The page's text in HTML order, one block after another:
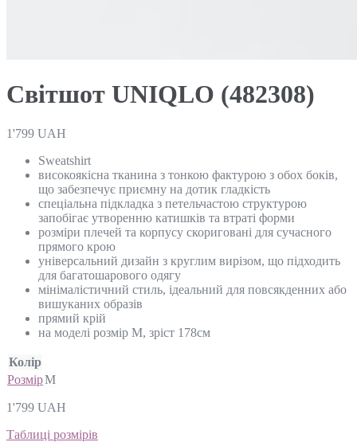
Світшот UNIQLO (482308)
1'799 UAH
Sweatshirt
високоякісна тканина з тонкою фактурою з обох боків,
що забезпечує приємну на дотик гладкість
спеціальна підкладка з петельчастою структурою
запобігає утворенню катишків та втраті форми
розміри плечей та корпусу скориговані для сучасного
прямого крою
універсальний дизайн з круглим вирізом, що підходить
для багатошарового одягу
мінімалістичний стиль, ідеальний для повсякденних або
вишуканих образів
прямий крій
на моделі розмір M, зріст 178см
Колір
РозмірM
1'799 UAH
Таблиці розмірів